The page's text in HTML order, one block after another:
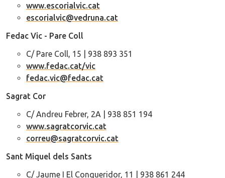
www.escorialvic.cat
escorialvic@vedruna.cat
Fedac Vic - Pare Coll
C/ Pare Coll, 15 | 938 893 351
www.fedac.cat/vic
fedac.vic@fedac.cat
Sagrat Cor
C/ Andreu Febrer, 2A | 938 851 194
www.sagratcorvic.cat
correu@sagratcorvic.cat
Sant Miquel dels Sants
C/ Jaume I El Conqueridor, 11 | 938 861 244